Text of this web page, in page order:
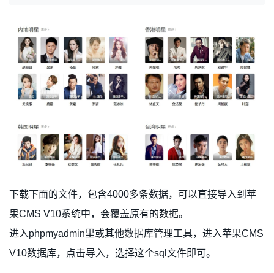
下载下面的文件，包含4000多条数据，可以直接导入到苹
果CMS V10系统中，会覆盖原有的数据。
进入phpmyadmin里或其他数据库管理工具，进入苹果CMS
V10数据库，点击导入，选择这个sql文件即可。